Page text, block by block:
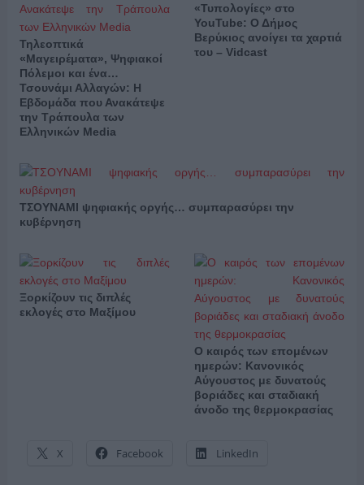
Τηλεοπτικά
«Μαγειρέματα», Ψηφιακοί
Πόλεμοι και ένα…
Τσουνάμι Αλλαγών: Η
Εβδομάδα που Ανακάτεψε
την Τράπουλα των
Ελληνικών Media
«Τυπολογίες» στο
YouTube: Ο Δήμος
Βερύκιος ανοίγει τα χαρτιά
του – Vidcast
ΤΣΟΥΝΑΜΙ ψηφιακής οργής… συμπαρασύρει την
κυβέρνηση
Ξορκίζουν τις διπλές
εκλογές στο Μαξίμου
Ο καιρός των επομένων
ημερών: Κανονικός
Αύγουστος με δυνατούς
βοριάδες και σταδιακή
άνοδο της θερμοκρασίας
X Facebook LinkedIn